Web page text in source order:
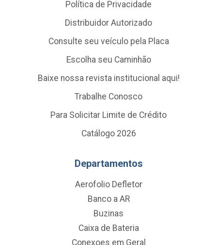
Política de Privacidade
Distribuidor Autorizado
Consulte seu veículo pela Placa
Escolha seu Caminhão
Baixe nossa revista institucional aqui!
Trabalhe Conosco
Para Solicitar Limite de Crédito
Catálogo 2026
Departamentos
Aerofolio Defletor
Banco a AR
Buzinas
Caixa de Bateria
Conexoes em Geral